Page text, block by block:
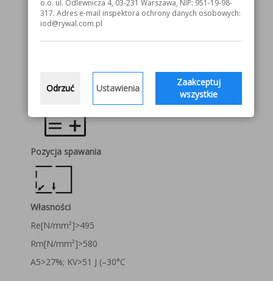
Gaz ochronny: CO2.
Klasyfikacja
EN ISO 17632-A:
AWS A5.20: E70T-1C/-9C
Pozycja spawania
Własności
Re[N/mm²]>495
Rm[N/mm²]>580
A5>27%; KV>51 J (–30°C
o.o. ul. Odlewnicza 4, 03-231 Warszawa, NIP: 951-19-98-
317. Adres e-mail inspektora ochrony danych osobowych:
iod@rywal.com.pl
Odrzuć Ustawienia
Zaakceptuj
wszystkie